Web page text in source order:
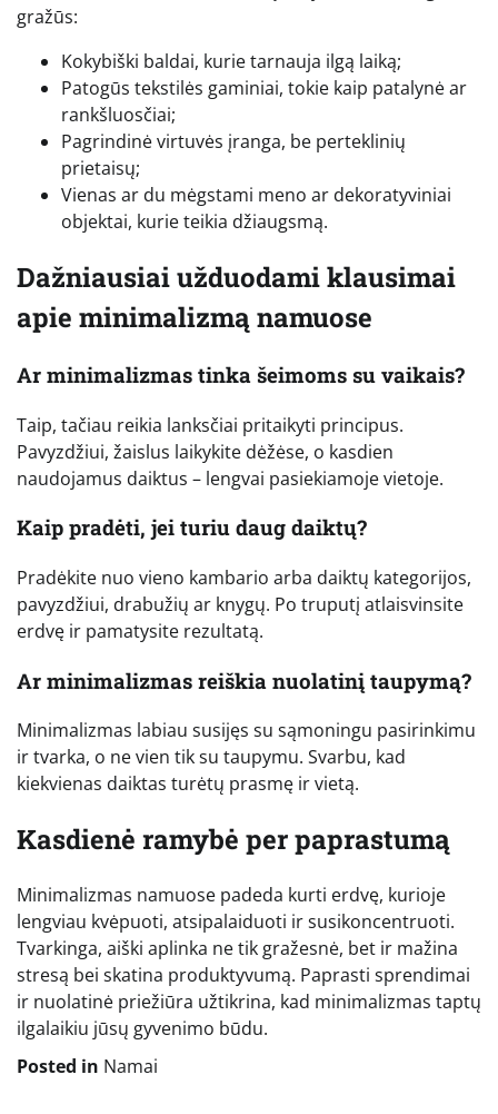
gražūs:
Kokybiški baldai, kurie tarnauja ilgą laiką;
Patogūs tekstilės gaminiai, tokie kaip patalynė ar
rankšluosčiai;
Pagrindinė virtuvės įranga, be perteklinių
prietaisų;
Vienas ar du mėgstami meno ar dekoratyviniai
objektai, kurie teikia džiaugsmą.
Dažniausiai užduodami klausimai
apie minimalizmą namuose
Ar minimalizmas tinka šeimoms su vaikais?
Taip, tačiau reikia lanksčiai pritaikyti principus.
Pavyzdžiui, žaislus laikykite dėžėse, o kasdien
naudojamus daiktus – lengvai pasiekiamoje vietoje.
Kaip pradėti, jei turiu daug daiktų?
Pradėkite nuo vieno kambario arba daiktų kategorijos,
pavyzdžiui, drabužių ar knygų. Po truputį atlaisvinsite
erdvę ir pamatysite rezultatą.
Ar minimalizmas reiškia nuolatinį taupymą?
Minimalizmas labiau susijęs su sąmoningu pasirinkimu
ir tvarka, o ne vien tik su taupymu. Svarbu, kad
kiekvienas daiktas turėtų prasmę ir vietą.
Kasdienė ramybė per paprastumą
Minimalizmas namuose padeda kurti erdvę, kurioje
lengviau kvėpuoti, atsipalaiduoti ir susikoncentruoti.
Tvarkinga, aiški aplinka ne tik gražesnė, bet ir mažina
stresą bei skatina produktyvumą. Paprasti sprendimai
ir nuolatinė priežiūra užtikrina, kad minimalizmas taptų
ilgalaikiu jūsų gyvenimo būdu.
Posted in Namai